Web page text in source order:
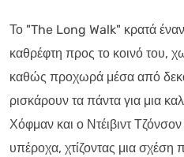
Το "The Long Walk" κρατά έναν
καθρέφτη προς το κοινό του,
καθώς προχωρά μέσα από
ρισκάρουν τα πάντα για μια
Χόφμαν και ο Ντέιβιντ
υπέροχα, χτίζοντας μια σχέση